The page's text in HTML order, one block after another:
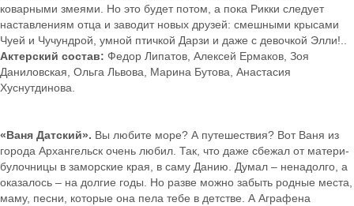
коварными змеями. Но это будет потом, а пока Рикки следует
наставлениям отца и заводит новых друзей: смешными крысами
Чуей и Чучундрой, умной птичкой Дарзи и даже с девочкой Элли!..
Актерский состав: Федор Липатов, Алексей Ермаков, Зоя
Даниловская, Ольга Львова, Марина Бутова, Анастасия
Хуснутдинова.
«Ваня Датский». Вы любите море? А путешествия? Вот Ваня из
города Архангельск очень любил. Так, что даже сбежал от матери-
булочницы в заморские края, в саму Данию. Думал – ненадолго, а
оказалось – на долгие годы. Но разве можно забыть родные места,
маму, песни, которые она пела тебе в детстве. А Аграфена